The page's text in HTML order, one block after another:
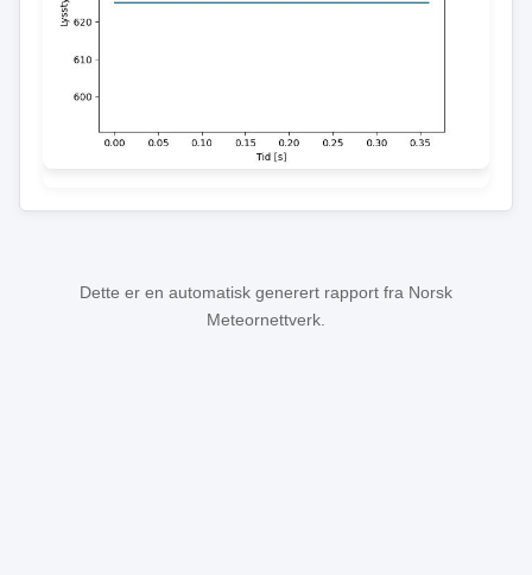
Dette er en automatisk generert rapport fra Norsk
Meteornettverk.